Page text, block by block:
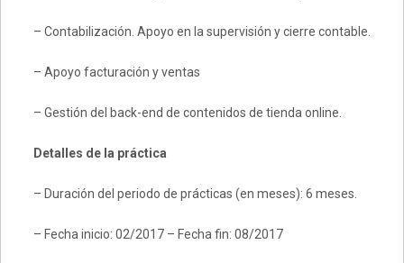
– Contabilización. Apoyo en la supervisión y cierre contable.
– Apoyo facturación y ventas
– Gestión del back-end de contenidos de tienda online.
Detalles de la práctica
– Duración del periodo de prácticas (en meses): 6 meses.
– Fecha inicio: 02/2017 – Fecha fin: 08/2017